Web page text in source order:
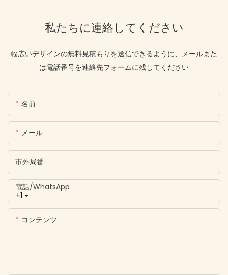
私たちに連絡してください
幅広いデザインの無料見積もりを送信できるように、メールまた
は電話番号を連絡先フォームに残してください
名前
メール
市外局番
+1
電話/WhatsApp
コンテンツ